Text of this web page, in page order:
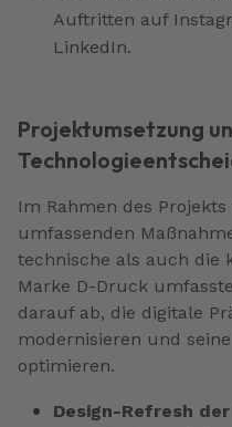
Auftritten auf
LinkedIn.
Projektumsetzung
Im Rahmen des
umfassenden
technische als auch die
Marke D-Druck
darauf ab, die digitale
modernisieren und
optimieren.
Design-Refresh